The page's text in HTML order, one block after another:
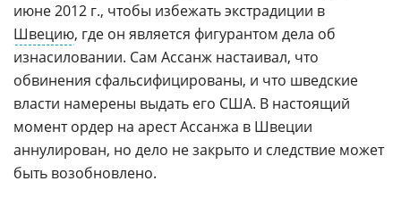
июне 2012 г., чтобы избежать экстрадиции в
Швецию, где он является фигурантом дела об
изнасиловании. Сам Ассанж настаивал, что
обвинения сфальсифицированы, и что шведские
власти намерены выдать его США. В настоящий
момент ордер на арест Ассанжа в Швеции
аннулирован, но дело не закрыто и следствие может
быть возобновлено.